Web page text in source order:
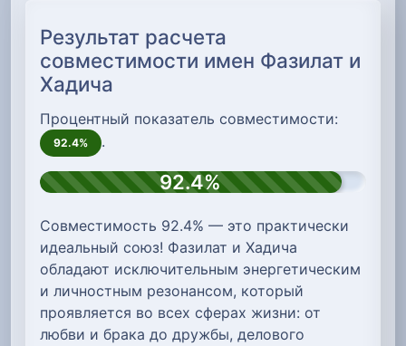
Результат расчета
совместимости имен Фазилат и
Хадича
Процентный показатель совместимости:
92.4% .
92.4%
Совместимость 92.4% — это практически
идеальный союз! Фазилат и Хадича
обладают исключительным энергетическим
и личностным резонансом, который
проявляется во всех сферах жизни: от
любви и брака до дружбы, делового